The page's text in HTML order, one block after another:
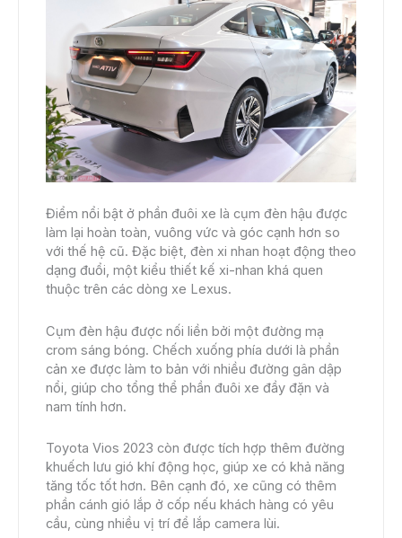
Điểm nổi bật ở phần đuôi xe là cụm đèn hậu được
làm lại hoàn toàn, vuông vức và góc cạnh hơn so
với thế hệ cũ. Đặc biệt, đèn xi nhan hoạt động theo
dạng đuổi, một kiểu thiết kế xi-nhan khá quen
thuộc trên các dòng xe Lexus.
Cụm đèn hậu được nối liền bởi một đường mạ
crom sáng bóng. Chếch xuống phía dưới là phần
cản xe được làm to bản với nhiều đường gân dập
nổi, giúp cho tổng thể phần đuôi xe đầy đặn và
nam tính hơn.
Toyota Vios 2023 còn được tích hợp thêm đường
khuếch lưu gió khí động học, giúp xe có khả năng
tăng tốc tốt hơn. Bên cạnh đó, xe cũng có thêm
phần cánh gió lắp ở cốp nếu khách hàng có yêu
cầu, cùng nhiều vị trí để lắp camera lùi.